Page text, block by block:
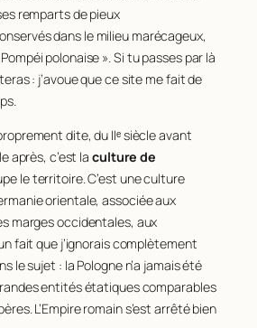
remparts de pieux
dans le milieu marécageux,
polonaise ». Si tu passes par là
: j’avoue que ce site me fait de
dite, du IIᵉ siècle avant
après, c’est laculture de
le territoire. C’est une culture
orientale, associée aux
marges occidentales, aux
fait que j’ignorais complètement
le sujet : la Pologne n’a jamais été
entités étatiques comparables
L’Empire romain s’est arrêté bien